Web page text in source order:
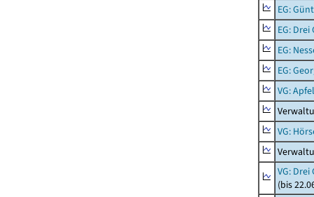
EG:
EG:
EG:
EG:
VG:
VG:
VG:
(bis